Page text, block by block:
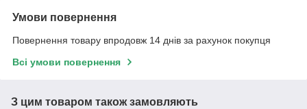
Умови повернення
Повернення товару впродовж 14 днів за рахунок покупця
Всі умови повернення
З цим товаром також замовляють